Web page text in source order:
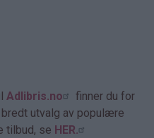
Adlibris.no
finner du for
utvalg av populære
tilbud, se HER.